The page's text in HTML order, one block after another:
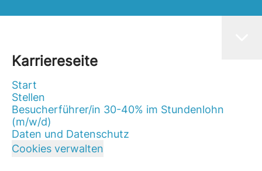
Karriereseite
Start
Stellen
Besucherführer/in 30-40% im Stundenlohn
(m/w/d)
Daten und Datenschutz
Cookies verwalten